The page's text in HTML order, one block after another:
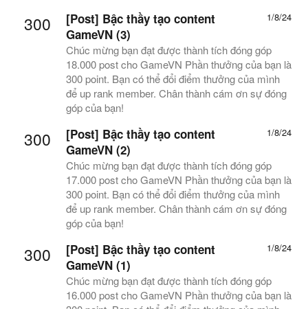
300 1/8/24
[Post] Bậc thầy tạo content
GameVN (3)
Chúc mừng bạn đạt được thành tích đóng góp
18.000 post cho GameVN Phần thưởng của bạn là
300 point. Bạn có thể đổi điểm thưởng của mình
để up rank member. Chân thành cám ơn sự đóng
góp của bạn!
300 1/8/24
[Post] Bậc thầy tạo content
GameVN (2)
Chúc mừng bạn đạt được thành tích đóng góp
17.000 post cho GameVN Phần thưởng của bạn là
300 point. Bạn có thể đổi điểm thưởng của mình
để up rank member. Chân thành cám ơn sự đóng
góp của bạn!
300 1/8/24
[Post] Bậc thầy tạo content
GameVN (1)
Chúc mừng bạn đạt được thành tích đóng góp
16.000 post cho GameVN Phần thưởng của bạn là